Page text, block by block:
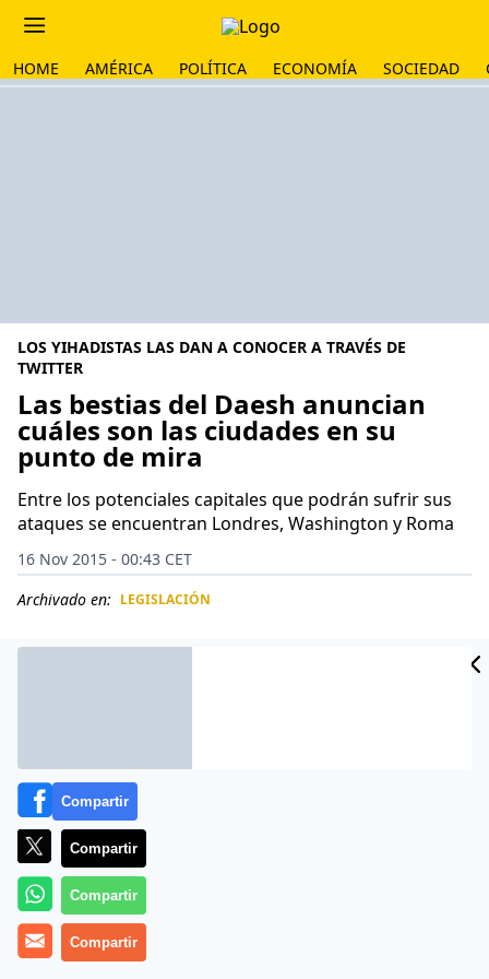
HOME AMÉRICA POLÍTICA ECONOMÍA SOCIEDAD
LOS YIHADISTAS LAS DAN A CONOCER A TRAVÉS DE
TWITTER
Las bestias del Daesh anuncian
cuáles son las ciudades en su
punto de mira
Entre los potenciales capitales que podrán sufrir sus
ataques se encuentran Londres, Washington y Roma
16 Nov 2015 - 00:43 CET
Archivado en: LEGISLACIÓN
Más información
Compartir
Compartir
Compartir
Compartir